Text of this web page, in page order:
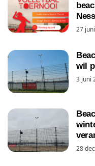
27
wil
3 juni
28